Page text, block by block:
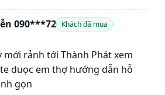
090***72 Khách đã mua
mới rảnh tới Thành Phát xem
duọc em thợ hướng dẫn hỗ
gọn